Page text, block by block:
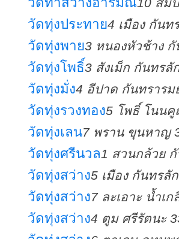
วัดทุ่งประทาย4 เมือง กันท
วัดทุ่งพาย3 หนองหัวช้าง กั
วัดทุ่งโพธิ์3 สังเม็ก กันทรลั
วัดทุ่งมั่ง4 อีปาด กันทรารม
วัดทุ่งรวงทอง5 โพธิ์ โนนคู
วัดทุ่งเลน7 พราน ขุนหาญ
วัดทุ่งศรีนวล1 สวนกล้วย
วัดทุ่งสว่าง5 เมือง กันทรลั
วัดทุ่งสว่าง7 ละเอาะ น้ำเก
วัดทุ่งสว่าง4 ตูม ศรีรัตนะ